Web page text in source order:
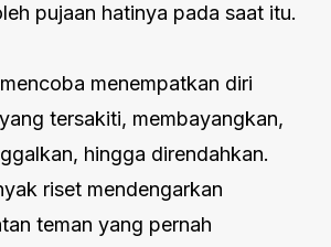
pujaan hatinya pada saat itu.
menempatkan diri
tersakiti, membayangkan,
hingga direndahkan.
riset mendengarkan
teman yang pernah